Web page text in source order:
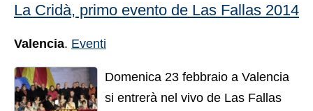
La Cridà, primo evento de Las Fallas 2014
Valencia. Eventi
Domenica 23 febbraio a Valencia
si entrerà nel vivo de Las Fallas